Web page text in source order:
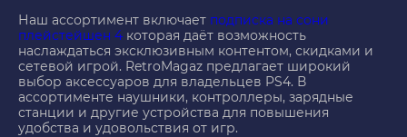
Наш ассортимент включает подписка на сони
плейстейшен 4 которая даёт возможность
наслаждаться эксклюзивным контентом, скидками и
сетевой игрой. RetroMagaz предлагает широкий
выбор аксессуаров для владельцев PS4. В
ассортименте наушники, контроллеры, зарядные
станции и другие устройства для повышения
удобства и удовольствия от игр.